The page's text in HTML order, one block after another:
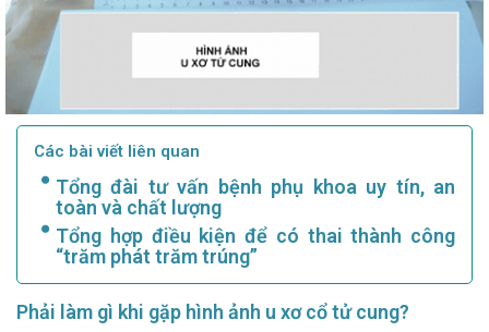
Các bài viết liên quan
Tổng đài tư vấn bệnh phụ khoa uy tín, an
toàn và chất lượng
Tổng hợp điều kiện để có thai thành công
“trăm phát trăm trúng”
Phải làm gì khi gặp hình ảnh u xơ cổ tử cung?